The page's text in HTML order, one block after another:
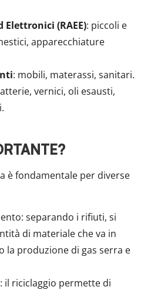
(RAEE): piccoli e
apparecchiature
: mobili, materassi, sanitari.
vernici, oli esausti,
è fondamentale per diverse
separando i rifiuti, si
di materiale che va in
la produzione di gas serra e
il riciclaggio permette di